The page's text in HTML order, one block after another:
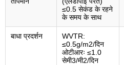
≤0.5 सेकंड के रहने
के समय के साथ
बाधा प्रदर्शन
WVTR:
≤0.5g/m2/दिन
ओटीआरः ≤1.0
सेमी3/मी2/दिन